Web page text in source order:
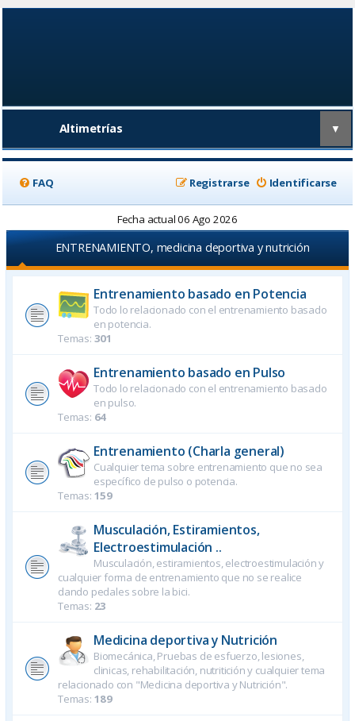
Altimetrías ▼
FAQ Identificarse
Registrarse
Fecha actual 06 Ago 2026
ENTRENAMIENTO, medicina deportiva y nutrición
Entrenamiento basado en Potencia
Todo lo relacionado con el entrenamiento basado
en potencia.
Temas: 301
Entrenamiento basado en Pulso
Todo lo relacionado con el entrenamiento basado
en pulso.
Temas: 64
Entrenamiento (Charla general)
Cualquier tema sobre entrenamiento que no sea
específico de pulso o potencia.
Temas: 159
Musculación, Estiramientos,
Electroestimulación ..
Musculación, estiramientos, electroestimulación y
cualquier forma de entrenamiento que no se realice
dando pedales sobre la bici.
Temas: 23
Medicina deportiva y Nutrición
Biomecánica, Pruebas de esfuerzo, lesiones,
clinicas, rehabilitación, nutritición y cualquier tema
relacionado con "Medicina deportiva y Nutrición".
Temas: 189